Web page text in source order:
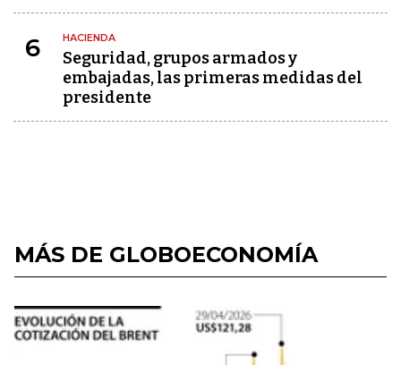
6 HACIENDA
Seguridad, grupos armados y
embajadas, las primeras medidas del
presidente
MÁS DE GLOBOECONOMÍA